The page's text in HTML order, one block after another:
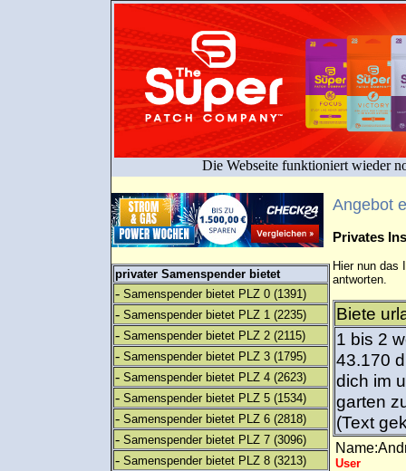
Die Webseite funktioniert wieder
privater Samenspender bietet
- Samenspender bietet PLZ 0 (1391)
- Samenspender bietet PLZ 1 (2235)
- Samenspender bietet PLZ 2 (2115)
- Samenspender bietet PLZ 3 (1795)
- Samenspender bietet PLZ 4 (2623)
- Samenspender bietet PLZ 5 (1534)
- Samenspender bietet PLZ 6 (2818)
- Samenspender bietet PLZ 7 (3096)
- Samenspender bietet PLZ 8 (3213)
Angebot
Privates
Hier nun das
antworten.
Biete
1 bis 2
43.170
dich im
garten
(Text
User